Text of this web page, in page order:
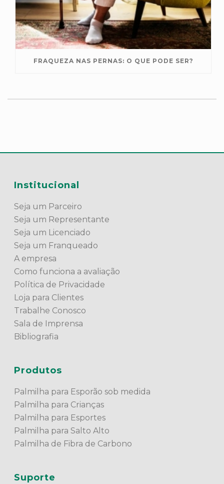
FRAQUEZA NAS PERNAS: O QUE PODE SER?
Institucional
Seja um Parceiro
Seja um Representante
Seja um Licenciado
Seja um Franqueado
A empresa
Como funciona a avaliação
Política de Privacidade
Loja para Clientes
Trabalhe Conosco
Sala de Imprensa
Bibliografia
Produtos
Palmilha para Esporão sob medida
Palmilha para Crianças
Palmilha para Esportes
Palmilha para Salto Alto
Palmilha de Fibra de Carbono
Suporte